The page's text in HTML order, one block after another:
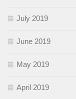
July 2019
June 2019
May 2019
April 2019